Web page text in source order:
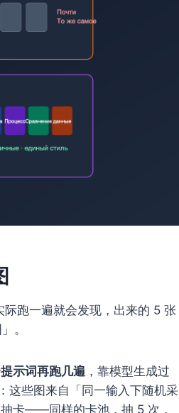
跑一遍就会发现，出来的 5 张
。
示词再跑几遍 ，靠模型生成过
这些图来自「同一输入下随机采
卡——同样的卡池，抽 5 次，